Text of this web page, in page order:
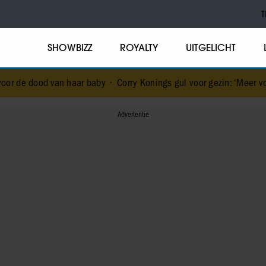
SHOWBIZZ ROYALTY UITGELICHT
baby• Corry Konings gul voor gezin: ‘Meer voor over dan voor